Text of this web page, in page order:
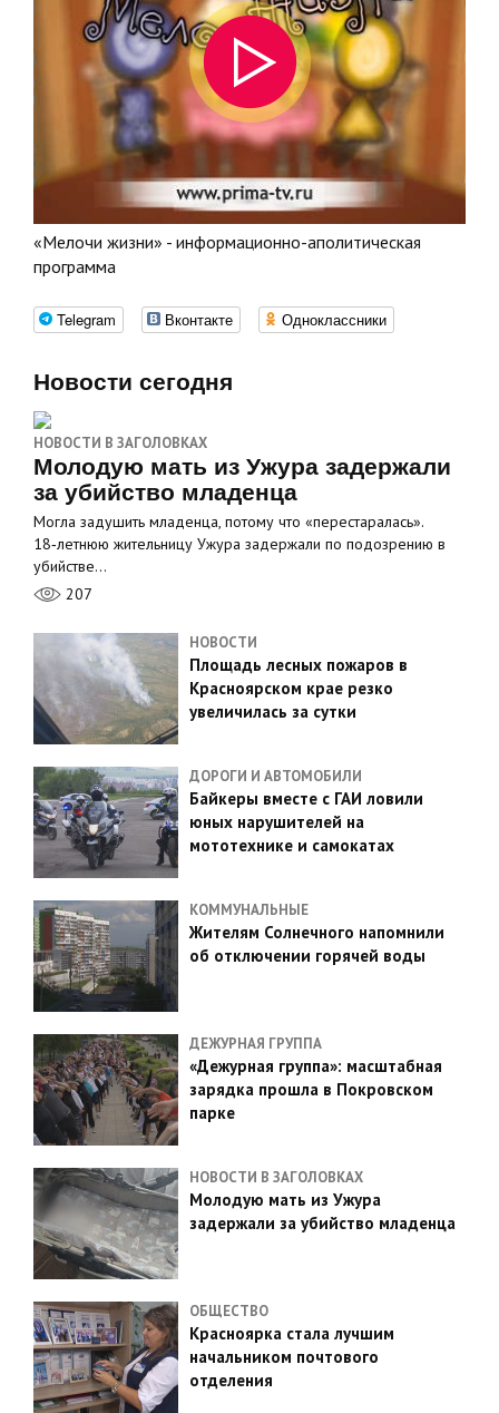
«Мелочи жизни» - информационно-аполитическая
программа
Telegram Вконтакте Одноклассники
Новости сегодня
НОВОСТИ В ЗАГОЛОВКАХ
Молодую мать из Ужура задержали
за убийство младенца
Могла задушить младенца, потому что «перестаралась».
18‑летнюю жительницу Ужура задержали по подозрению в
убийстве…
207
НОВОСТИ
Площадь лесных пожаров в
Красноярском крае резко
увеличилась за сутки
ДОРОГИ И АВТОМОБИЛИ
Байкеры вместе с ГАИ ловили
юных нарушителей на
мототехнике и самокатах
КОММУНАЛЬНЫЕ
Жителям Солнечного напомнили
об отключении горячей воды
ДЕЖУРНАЯ ГРУППА
«Дежурная группа»: масштабная
зарядка прошла в Покровском
парке
НОВОСТИ В ЗАГОЛОВКАХ
Молодую мать из Ужура
задержали за убийство младенца
ОБЩЕСТВО
Красноярка стала лучшим
начальником почтового
отделения